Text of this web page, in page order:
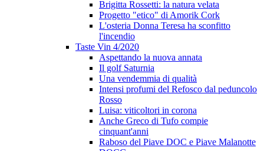
Brigitta Rossetti: la natura velata
Progetto "etico" di Amorik Cork
L'osteria Donna Teresa ha sconfitto
l'incendio
Taste Vin 4/2020
Aspettando la nuova annata
Il golf Saturnia
Una vendemmia di qualità
Intensi profumi del Refosco dal peduncolo
Rosso
Luisa: viticoltori in corona
Anche Greco di Tufo compie
cinquant'anni
Raboso del Piave DOC e Piave Malanotte